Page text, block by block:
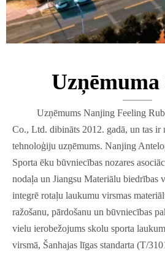
Uzņēmuma
Uzņēmums Nanjing Feeling
Co., Ltd. dibināts 2012. gadā, un tas ir
tehnoloģiju uzņēmums. Nanjing
Sporta ēku būvniecības nozares
nodaļa un Jiangsu Materiālu biedrības
integrē rotaļu laukumu virsmas
ražošanu, pārdošanu un būvniecības
vielu ierobežojums skolu sporta
virsmā, Šanhajas līgas standarta (T/